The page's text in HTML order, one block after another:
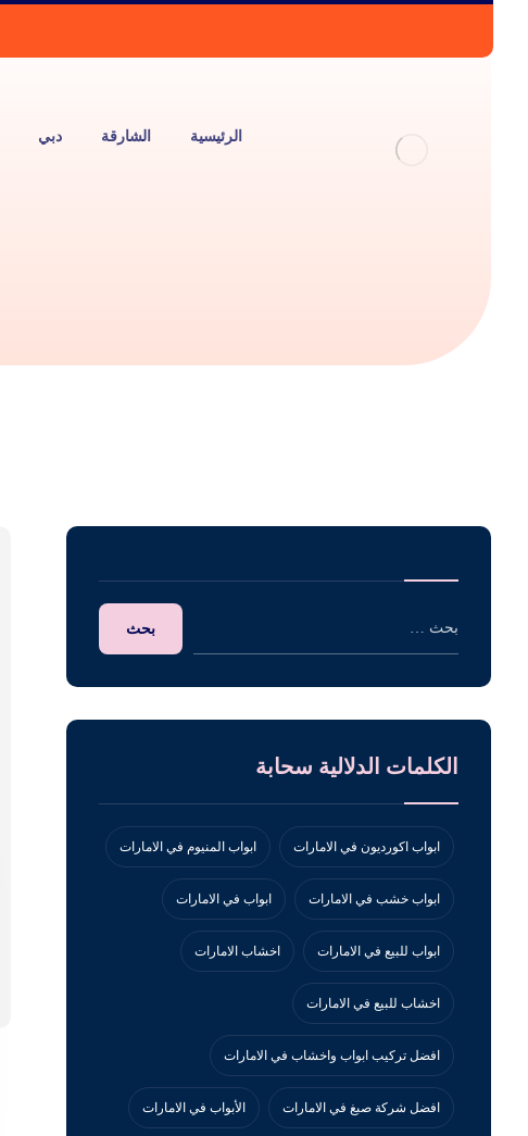
الرئيسية الشارقة دبي
الكلمات الدلالية سحابة
ابواب اكورديون في الامارات ابواب المنيوم في الامارات
ابواب خشب في الامارات ابواب في الامارات
ابواب للبيع في الامارات اخشاب الامارات
اخشاب للبيع في الامارات
افضل تركيب ابواب واخشاب في الامارات
افضل شركة صبغ في الامارات الأبواب في الامارات